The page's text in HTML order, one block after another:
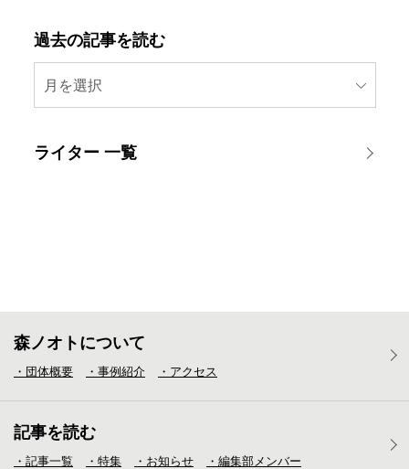
過去の記事を読む
月を選択
ライター 一覧
森ノオトについて
・団体概要 ・事例紹介 ・アクセス
記事を読む
・記事一覧 ・特集 ・お知らせ ・編集部メンバー